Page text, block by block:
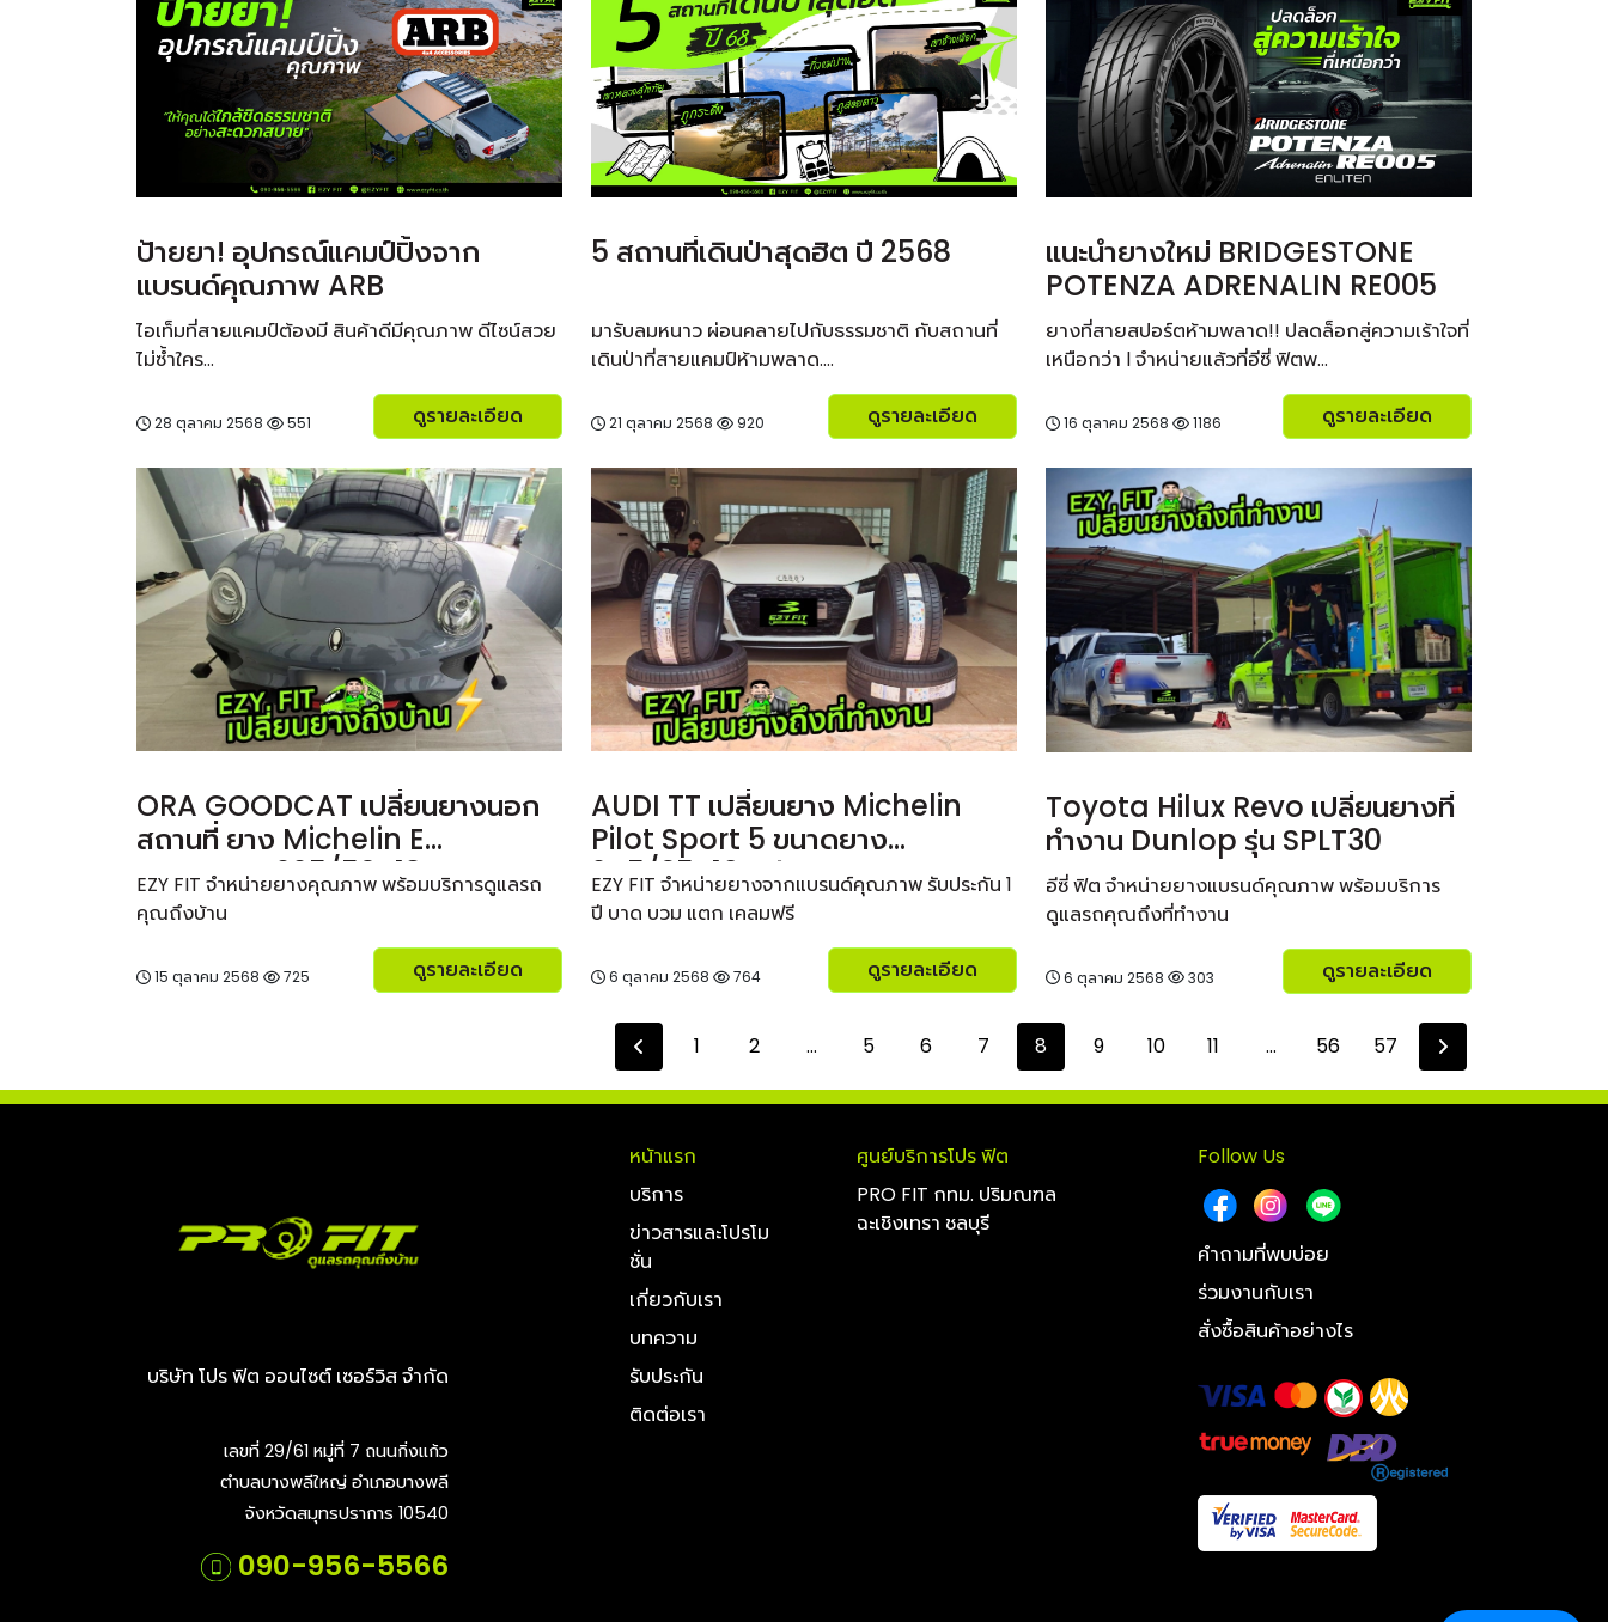
ป้ายยา! อุปกรณ์แคมป์ปิ้งจาก
แบรนด์คุณภาพ ARB
ไอเท็มที่สายแคมป์ต้องมี สินค้าดีมีคุณภาพ ดีไซน์สวย
ไม่ซ้ำใคร...
28 ตุลาคม 2568 551 ดูรายละเอียด
5 สถานที่เดินป่าสุดฮิต ปี 2568
มารับลมหนาว ผ่อนคลายไปกับธรรมชาติ กับสถานที่
เดินป่าที่สายแคมป์ห้ามพลาด....
21 ตุลาคม 2568 920 ดูรายละเอียด
แนะนำยางใหม่ BRIDGESTONE
POTENZA ADRENALIN RE005
ยางที่สายสปอร์ตห้ามพลาด!! ปลดล็อกสู่ความเร้าใจที่
เหนือกว่า l จำหน่ายแล้วที่อีซี่ ฟิตพ...
16 ตุลาคม 2568 1186 ดูรายละเอียด
ORA GOODCAT เปลี่ยนยางนอก
สถานที่ ยาง Michelin E
PRIMACY 225/50R18
EZY FIT จำหน่ายยางคุณภาพ พร้อมบริการดูแลรถ
คุณถึงบ้าน
15 ตุลาคม 2568 725 ดูรายละเอียด
AUDI TT เปลี่ยนยาง Michelin
Pilot Sport 5 ขนาดยาง
245/35R19 ฟรีค่าบริการ
EZY FIT จำหน่ายยางจากแบรนด์คุณภาพ รับประกัน 1
ปี บาด บวม แตก เคลมฟรี
6 ตุลาคม 2568 764 ดูรายละเอียด
Toyota Hilux Revo เปลี่ยนยางที่
ทำงาน Dunlop รุ่น SPLT30
อีซี่ ฟิต จำหน่ายยางแบรนด์คุณภาพ พร้อมบริการ
ดูแลรถคุณถึงที่ทำงาน
6 ตุลาคม 2568 303 ดูรายละเอียด
1 2 ... 5 6 7 8 9 10 11 ... 56 57
บริษัท โปร ฟิต ออนไซต์ เซอร์วิส จำกัด
เลขที่ 29/61 หมู่ที่ 7 ถนนกิ่งแก้ว
ตำบลบางพลีใหญ่ อำเภอบางพลี
จังหวัดสมุทรปราการ 10540
090-956-5566
หน้าแรก
บริการ
ข่าวสารและโปรโม
ชั่น
เกี่ยวกับเรา
บทความ
รับประกัน
ติดต่อเรา
ศูนย์บริการโปร ฟิต
PRO FIT กทม. ปริมณฑล
ฉะเชิงเทรา ชลบุรี
Follow Us
คำถามที่พบบ่อย
ร่วมงานกับเรา
สั่งซื้อสินค้าอย่างไร